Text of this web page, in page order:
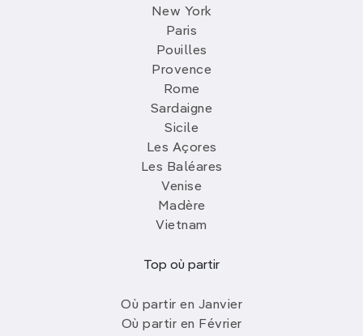
New York
Paris
Pouilles
Provence
Rome
Sardaigne
Sicile
Les Açores
Les Baléares
Venise
Madère
Vietnam
Top où partir
Où partir en Janvier
Où partir en Février